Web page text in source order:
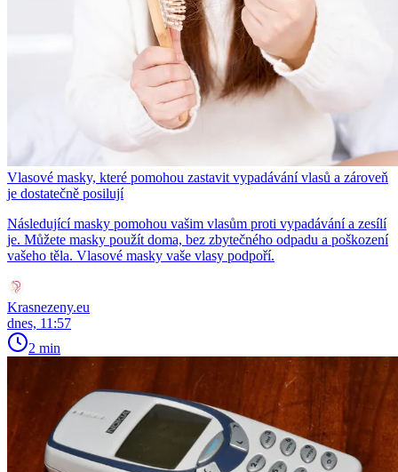
Vlasové masky, které pomohou zastavit vypadávání vlasů a zároveň
je dostatečně posilují
Následující masky pomohou vašim vlasům proti vypadávání a zesílí
je. Můžete masky použít doma, bez zbytečného odpadu a poškození
vašeho těla. Vlasové masky vaše vlasy podpoří.
Krasnezeny.eu
dnes, 11:57
2 min